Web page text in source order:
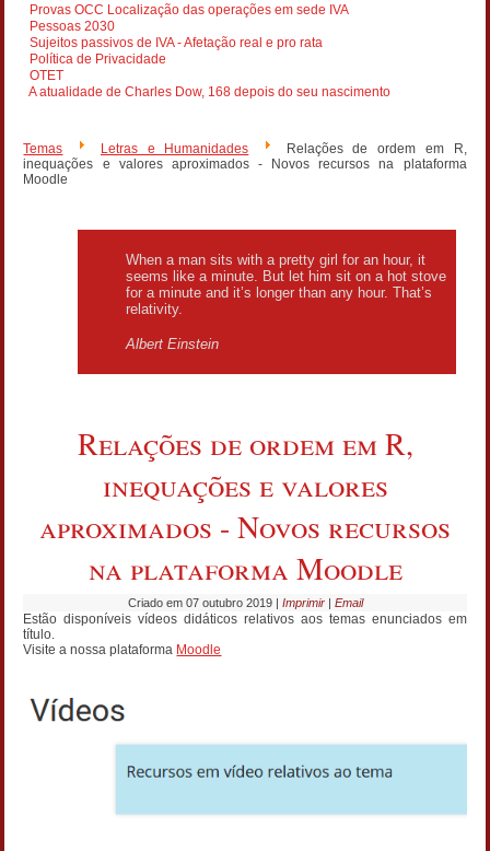
Provas OCC Localização das operações em sede IVA
Pessoas 2030
Sujeitos passivos de IVA - Afetação real e pro rata
Política de Privacidade
OTET
A atualidade de Charles Dow, 168 depois do seu nascimento
Temas Letras e Humanidades
Relações de ordem em R,
inequações e valores aproximados - Novos recursos na plataforma
Moodle
When a man sits with a pretty girl for an hour, it
seems like a minute. But let him sit on a hot stove
for a minute and it’s longer than any hour. That’s
relativity.
Albert Einstein
Relações de ordem em R,
inequações e valores
aproximados - Novos recursos
na plataforma Moodle
Criado em 07 outubro 2019| Imprimir | Email
Estão disponíveis vídeos didáticos relativos aos temas enunciados em
título.
Visite a nossa plataforma Moodle